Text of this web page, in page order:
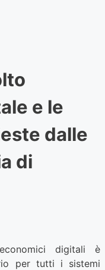
e le
dalle
di
digitali è
per tutti i sistemi